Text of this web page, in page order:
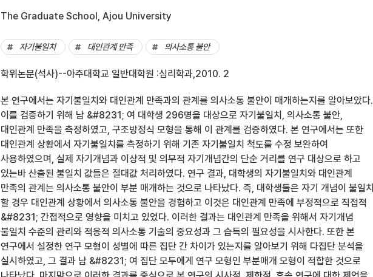
The Graduate School, Ajou University
자기불일치 대인관계 만족 의사소통 불안
학위논문(석사)--아주대학교 일반대학원 :심리학과,2010. 2
본 연구에서는 자기불일치와 대인관계 만족과의 관계를 의사소통 불안이 매개하는지를 알아보았다.
이를 검증하기 위해 남 &#8231; 여 대학생 296명을 대상으로 자기불일치, 의사소통 불안,
대인관계 만족을 측정하였고, 구조방정식 모형을 통해 이 관계를 검증하였다. 본 연구에서는 또한
대인관계 상황에서 자기불일치를 측정하기 위해 기존 자기불일치 척도를 수정 보완하여
사용하였으며, 실제 자기개념과 이상적 및 의무적 자기개념간의 단순 거리를 연구 대상으로 하고
있는바 산출된 불일치 값들은 절대값 처리하였다. 연구 결과, 대학생의 자기불일치와 대인관계
만족의 관계는 의사소통 불안이 부분 매개하는 것으로 나타났다. 즉, 대학생들은 자기 개념이 불일치
할 경우 대인관계 상황에서 의사소통 불안을 경험하고 이것은 대인관계 만족에 부정적으로 직접적
&#8231; 간접적으로 영향을 미치고 있었다. 이러한 결과는 대인관계 만족을 위해서 자기개념
불일치 수준의 관리와 적응적 의사소통 기술의 중요성과 그 습득의 필요성을 시사한다. 또한 본
연구에서 설정한 연구 모형이 성별에 따른 집단 간 차이가 있는지를 알아보기 위해 다집단 분석을
실시하였고, 그 결과 남 &#8231; 여 집단 모두에게 연구 모형인 부분매개 모형이 적합한 것으로